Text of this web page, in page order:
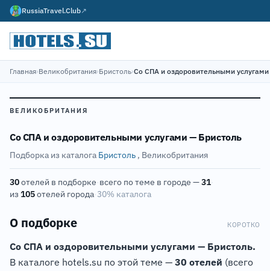
RussiaTravel.Club↗
Главная›Великобритания›Бристоль›Со СПА и оздоровительными услугами
ВЕЛИКОБРИТАНИЯ
Со СПА и оздоровительными услугами — Бристоль
Подборка из каталога Бристоль , Великобритания
30отелей в подборке·всего по теме в городе —31·
из 105отелей города·30% каталога
О подборке КОРОТКО
Со СПА и оздоровительными услугами — Бристоль.
В каталоге hotels.su по этой теме — 30 отелей (всего